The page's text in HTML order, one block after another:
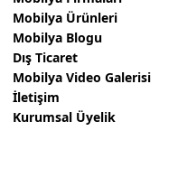
Mobilya Ürünleri
Mobilya Blogu
Dış Ticaret
Mobilya Video Galerisi
İletişim
Kurumsal Üyelik